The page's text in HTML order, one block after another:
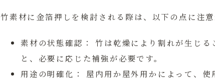
竹素材に金箔押しを検討される際は、以下の点に注意
素材の状態確認：
竹は乾燥により割れが生じる
と、必要に応じた補強が必要です。
用途の明確化：
屋内用か屋外用かによって、